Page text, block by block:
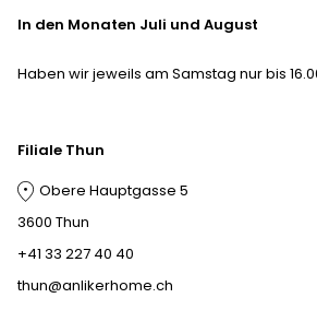
In den Monaten Juli und August
Haben wir jeweils am Samstag nur bis
Filiale Thun
Obere Hauptgasse 5
3600 Thun
+41 33 227 40 40
thun@anlikerhome.ch